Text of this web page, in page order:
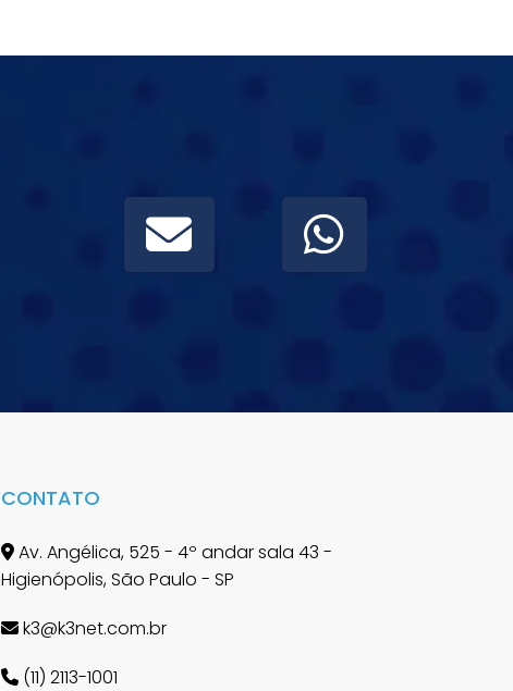
CONTATO
Av. Angélica, 525 - 4º andar sala 43 -
Higienópolis, São Paulo - SP
k3@k3net.com.br
(11) 2113-1001